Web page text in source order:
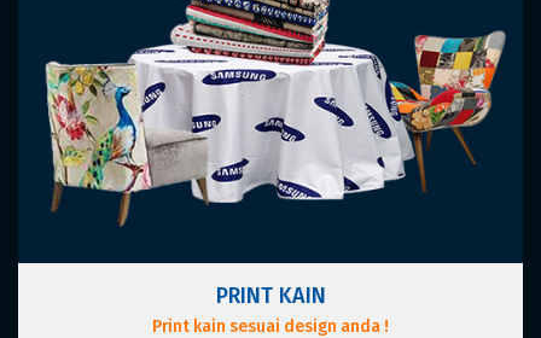
PRINT KAIN
Print kain sesuai design anda !